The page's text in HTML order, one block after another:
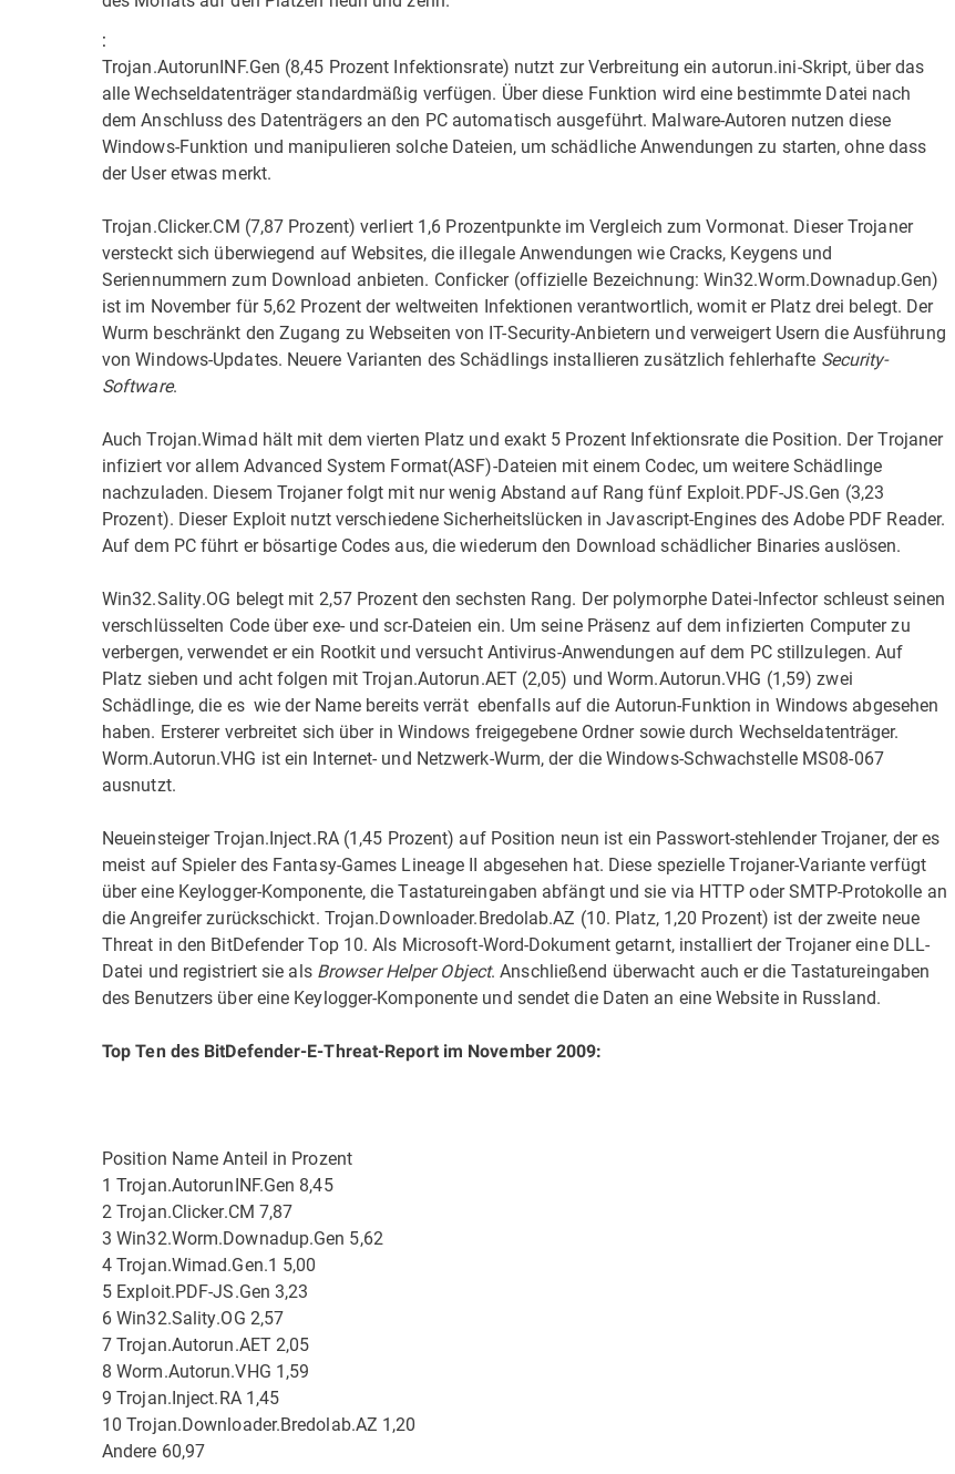
:
Trojan.AutorunINF.Gen (8,45 Prozent Infektionsrate) nutzt zur Verbreitung ein autorun.ini-Skript, über das
alle Wechseldatenträger standardmäßig verfügen. Über diese Funktion wird eine bestimmte Datei nach
dem Anschluss des Datenträgers an den PC automatisch ausgeführt. Malware-Autoren nutzen diese
Windows-Funktion und manipulieren solche Dateien, um schädliche Anwendungen zu starten, ohne dass
der User etwas merkt.
Trojan.Clicker.CM (7,87 Prozent) verliert 1,6 Prozentpunkte im Vergleich zum Vormonat. Dieser Trojaner
versteckt sich überwiegend auf Websites, die illegale Anwendungen wie Cracks, Keygens und
Seriennummern zum Download anbieten. Conficker (offizielle Bezeichnung: Win32.Worm.Downadup.Gen)
ist im November für 5,62 Prozent der weltweiten Infektionen verantwortlich, womit er Platz drei belegt. Der
Wurm beschränkt den Zugang zu Webseiten von IT-Security-Anbietern und verweigert Usern die Ausführung
von Windows-Updates. Neuere Varianten des Schädlings installieren zusätzlich fehlerhafte Security-
Software.
Auch Trojan.Wimad hält mit dem vierten Platz und exakt 5 Prozent Infektionsrate die Position. Der Trojaner
infiziert vor allem Advanced System Format(ASF)-Dateien mit einem Codec, um weitere Schädlinge
nachzuladen. Diesem Trojaner folgt mit nur wenig Abstand auf Rang fünf Exploit.PDF-JS.Gen (3,23
Prozent). Dieser Exploit nutzt verschiedene Sicherheitslücken in Javascript-Engines des Adobe PDF Reader.
Auf dem PC führt er bösartige Codes aus, die wiederum den Download schädlicher Binaries auslösen.
Win32.Sality.OG belegt mit 2,57 Prozent den sechsten Rang. Der polymorphe Datei-Infector schleust seinen
verschlüsselten Code über exe- und scr-Dateien ein. Um seine Präsenz auf dem infizierten Computer zu
verbergen, verwendet er ein Rootkit und versucht Antivirus-Anwendungen auf dem PC stillzulegen. Auf
Platz sieben und acht folgen mit Trojan.Autorun.AET (2,05) und Worm.Autorun.VHG (1,59) zwei
Schädlinge, die es  wie der Name bereits verrät  ebenfalls auf die Autorun-Funktion in Windows abgesehen
haben. Ersterer verbreitet sich über in Windows freigegebene Ordner sowie durch Wechseldatenträger.
Worm.Autorun.VHG ist ein Internet- und Netzwerk-Wurm, der die Windows-Schwachstelle MS08-067
ausnutzt.
Neueinsteiger Trojan.Inject.RA (1,45 Prozent) auf Position neun ist ein Passwort-stehlender Trojaner, der es
meist auf Spieler des Fantasy-Games Lineage II abgesehen hat. Diese spezielle Trojaner-Variante verfügt
über eine Keylogger-Komponente, die Tastatureingaben abfängt und sie via HTTP oder SMTP-Protokolle an
die Angreifer zurückschickt. Trojan.Downloader.Bredolab.AZ (10. Platz, 1,20 Prozent) ist der zweite neue
Threat in den BitDefender Top 10. Als Microsoft-Word-Dokument getarnt, installiert der Trojaner eine DLL-
Datei und registriert sie als Browser Helper Object. Anschließend überwacht auch er die Tastatureingaben
des Benutzers über eine Keylogger-Komponente und sendet die Daten an eine Website in Russland.
Top Ten des BitDefender-E-Threat-Report im November 2009:
Position Name Anteil in Prozent
1 Trojan.AutorunINF.Gen 8,45
2 Trojan.Clicker.CM 7,87
3 Win32.Worm.Downadup.Gen 5,62
4 Trojan.Wimad.Gen.1 5,00
5 Exploit.PDF-JS.Gen 3,23
6 Win32.Sality.OG 2,57
7 Trojan.Autorun.AET 2,05
8 Worm.Autorun.VHG 1,59
9 Trojan.Inject.RA 1,45
10 Trojan.Downloader.Bredolab.AZ 1,20
Andere 60,97